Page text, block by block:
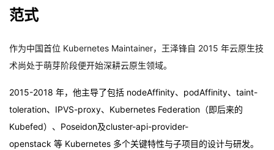
学
我
的
课
我
的
我
持
的
技
术
我
的
云
范式
作为中国首位 Kubernetes Maintainer，王泽锋自 2015 年云原生技
术尚处于萌芽阶段便开始深耕云原生领域。
2015-2018 年，他主导了包括 nodeAffinity、 podAffinity、 taint-
toleration、 IPVS-proxy、 Kubernetes Federation （即后来的
Kubefed）、 Poseidon及cluster-api-provider-
openstack 等 Kubernetes 多个关键特性与子项目的设计与研发。